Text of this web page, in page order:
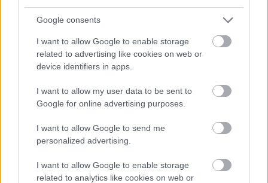
Google consents
I want to allow Google to enable storage
related to advertising like cookies on web or
device identifiers in apps.
I want to allow my user data to be sent to
Google for online advertising purposes.
I want to allow Google to send me
personalized advertising.
I want to allow Google to enable storage
related to analytics like cookies on web or
Feliratkozom